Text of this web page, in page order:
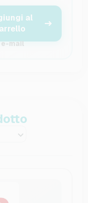
al
mail